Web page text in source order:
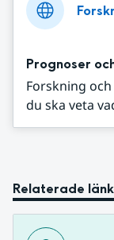
Prognoser
Forskning
du ska veta
Relaterade